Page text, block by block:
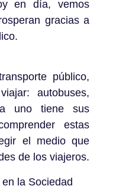
en día, vemos
gracias a
público,
autobuses,
uno tiene sus
estas
el medio que
de los viajeros.
la Sociedad